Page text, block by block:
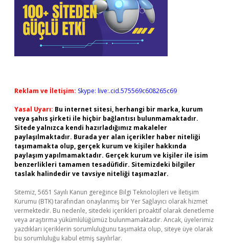
Reklam ve İletişim: Skype: live:.cid.575569c608265c69
Yasal Uyarı: Bu internet sitesi, herhangi bir marka, kurum
veya şahıs şirketi ile hiçbir bağlantısı bulunmamaktadır.
Sitede yalnızca kendi hazırladığımız makaleler
paylaşılmaktadır. Burada yer alan içerikler haber niteliği
taşımamakta olup, gerçek kurum ve kişiler hakkında
paylaşım yapılmamaktadır. Gerçek kurum ve kişiler ile isim
benzerlikleri tamamen tesadüfidir. Sitemizdeki bilgiler
taslak halindedir ve tavsiye niteliği taşımazlar.
Sitemiz, 5651 Sayılı Kanun gereğince Bilgi Teknolojileri ve İletişim
Kurumu (BTK) tarafından onaylanmış bir Yer Sağlayıcı olarak hizmet
vermektedir. Bu nedenle, sitedeki içerikleri proaktif olarak denetleme
veya araştırma yükümlülüğümüz bulunmamaktadır. Ancak, üyelerimiz
yazdıkları içeriklerin sorumluluğunu taşımakta olup, siteye üye olarak
bu sorumluluğu kabul etmiş sayılırlar.